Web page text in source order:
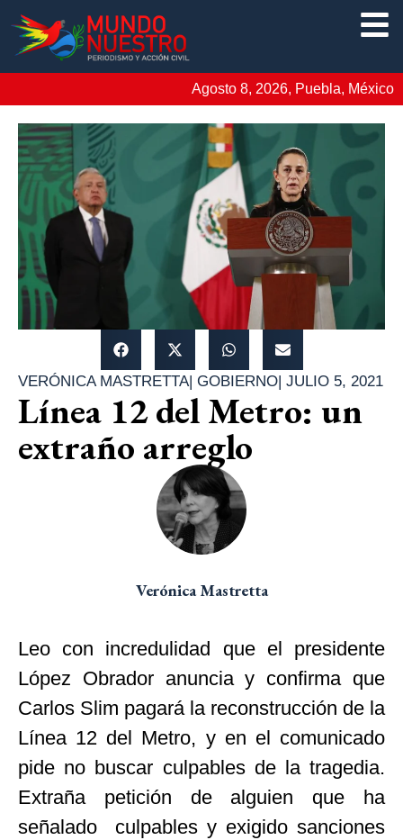
Agosto 8, 2026, Puebla, México
VERÓNICA MASTRETTA| GOBIERNO JULIO 5, 2021
Línea 12 del Metro: un
extraño arreglo
Verónica Mastretta
Leo con incredulidad que el presidente
López Obrador anuncia y confirma que
Carlos Slim pagará la reconstrucción de la
Línea 12 del Metro, y en el comunicado
pide no buscar culpables de la tragedia.
Extraña petición de alguien que ha
señalado culpables y exigido sanciones